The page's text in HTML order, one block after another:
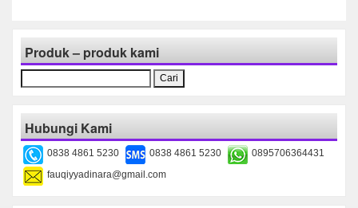
Produk – produk kami
untuk:
Hubungi Kami
0838 4861 5230 0838 4861 5230
0895706364431
fauqiyyadinara@gmail.com